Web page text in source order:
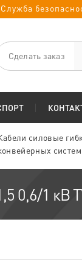
Сделать заказ
силовые
систем
0,6/1 кВ